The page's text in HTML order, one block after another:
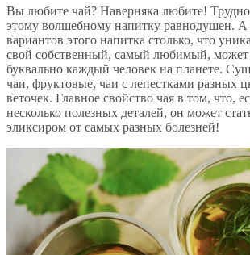
Вы любите чай? Наверняка любите! Трудно
этому волшебному напитку равнодушен. А
вариантов этого напитка столько, что
свой собственный, самый любимый, может
буквально каждый человек на планете.
чаи, фруктовые, чаи с лепестками разных
веточек. Главное свойство чая в том, что,
несколько полезных деталей, он может
эликсиром от самых разных болезней!